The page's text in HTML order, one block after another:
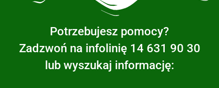
Potrzebujesz pomocy?
Zadzwoń na infolinię 14 631 90 30
lub wyszukaj informację: